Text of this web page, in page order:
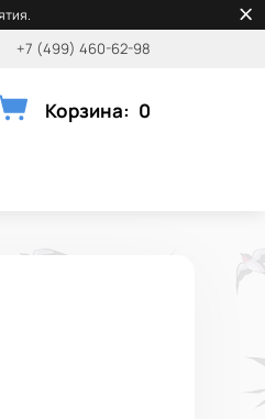
+7 (499) 460-62-98
Корзина: 0